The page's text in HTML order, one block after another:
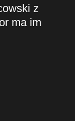
z
ma im